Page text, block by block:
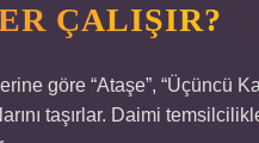
ÇALIŞIR?
göre “Ataşe”, “Üçüncü
taşırlar. Daimi